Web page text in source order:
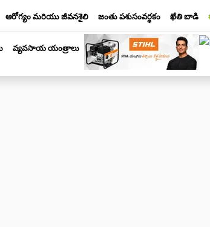
ఆరోగ్యం మరియు జీవనశైలి జంతు పశుసంవర్ధకం ఖేతి బాడి
వ్యవసాయ యంత్రాలు